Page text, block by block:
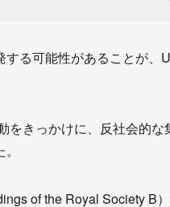
る可能性があることが
をきっかけに、反社会的
of the Royal Society B）